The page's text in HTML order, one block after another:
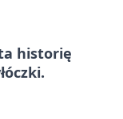
historię